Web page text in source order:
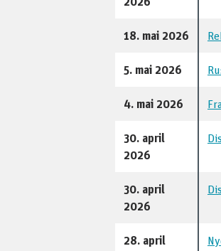
18. mai 2026
5. mai 2026
4. mai 2026
30. april
2026
30. april
2026
28. april